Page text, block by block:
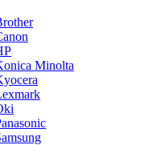
Minolta